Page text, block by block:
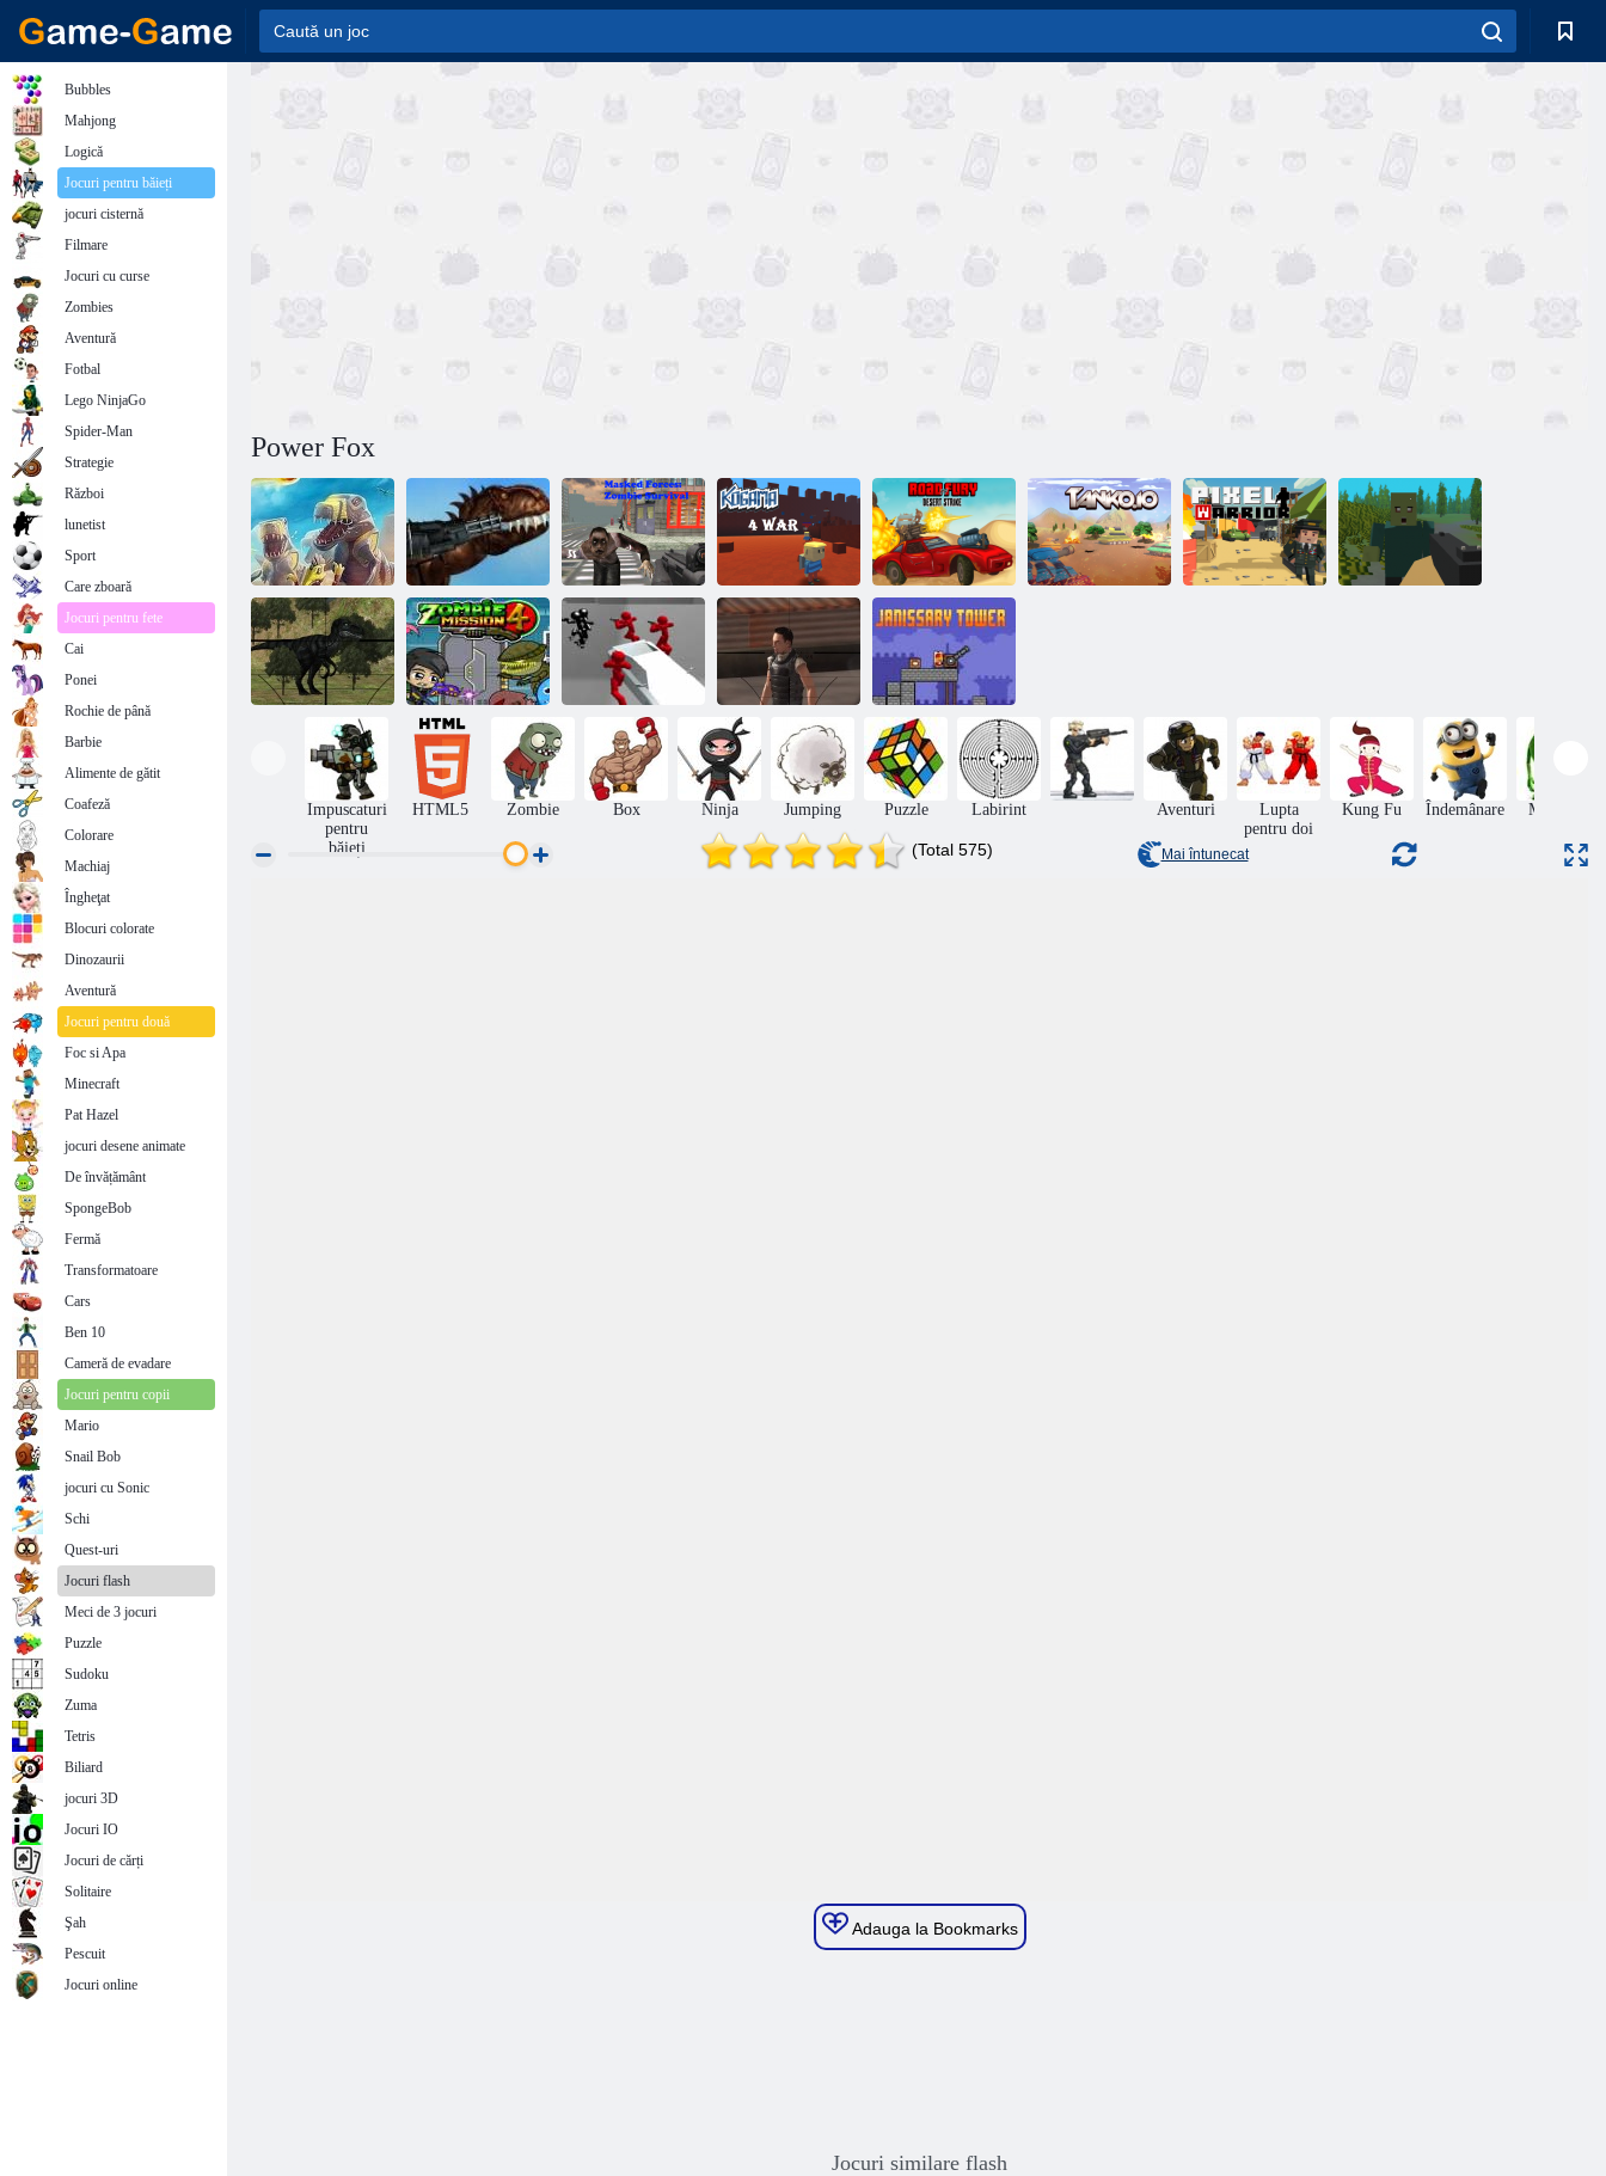
Power Fox
D-Day: Rush -
turn de aparare
Mexic Rex
Forțele mascate:
supraviețuirea
zombie
Kogama: 4
război
Road of Fury
Desert Strike
Jurassic Dino
Vânătoare
Misiunea
zombie 4
Simulatorul de
luptă: Counter
Stickman
Atac de lunetist
Turnul
Janissarului
Impuscaturi
pentru
băieți
HTML5 Zombie Box Ninja Jumping Puzzle Labirint Aventuri
Lupta
pentru doi
Kung Fu Îndemânare Monsters
(Total 575) Mai întunecat
Adauga la Bookmarks
Jocuri similare flash
Bubbles
Mahjong
Logică
Jocuri pentru băieți
jocuri cisternă
Filmare
Jocuri cu curse
Zombies
Aventură
Fotbal
Lego NinjaGo
Spider-Man
Strategie
Război
lunetist
Sport
Care zboară
Jocuri pentru fete
Cai
Ponei
Rochie de până
Barbie
Alimente de gătit
Coafeză
Colorare
Machiaj
Îngheţat
Blocuri colorate
Dinozaurii
Aventură
Jocuri pentru două
Foc si Apa
Minecraft
Pat Hazel
jocuri desene animate
De învățământ
SpongeBob
Fermă
Transformatoare
Cars
Ben 10
Cameră de evadare
Jocuri pentru copii
Mario
Snail Bob
jocuri cu Sonic
Schi
Quest-uri
Jocuri flash
Meci de 3 jocuri
Puzzle
Sudoku
Zuma
Tetris
Biliard
jocuri 3D
Jocuri IO
Jocuri de cărți
Solitaire
Şah
Pescuit
Jocuri online